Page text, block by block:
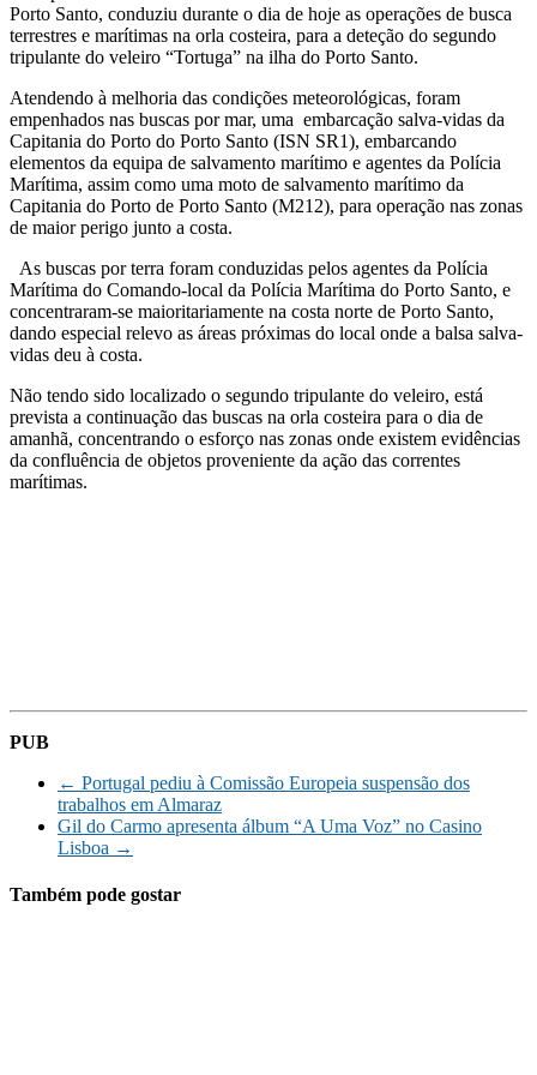
Porto Santo, conduziu durante o dia de hoje as operações de busca
terrestres e marítimas na orla costeira, para a deteção do segundo
tripulante do veleiro “Tortuga” na ilha do Porto Santo.
Atendendo à melhoria das condições meteorológicas, foram
empenhados nas buscas por mar, uma embarcação salva-vidas da
Capitania do Porto do Porto Santo (ISN SR1), embarcando
elementos da equipa de salvamento marítimo e agentes da Polícia
Marítima, assim como uma moto de salvamento marítimo da
Capitania do Porto de Porto Santo (M212), para operação nas zonas
de maior perigo junto a costa.
As buscas por terra foram conduzidas pelos agentes da Polícia
Marítima do Comando-local da Polícia Marítima do Porto Santo, e
concentraram-se maioritariamente na costa norte de Porto Santo,
dando especial relevo as áreas próximas do local onde a balsa salva-
vidas deu à costa.
Não tendo sido localizado o segundo tripulante do veleiro, está
prevista a continuação das buscas na orla costeira para o dia de
amanhã, concentrando o esforço nas zonas onde existem evidências
da confluência de objetos proveniente da ação das correntes
marítimas.
PUB
← Portugal pediu à Comissão Europeia suspensão dos
trabalhos em Almaraz
Gil do Carmo apresenta álbum “A Uma Voz” no Casino
Lisboa →
Também pode gostar